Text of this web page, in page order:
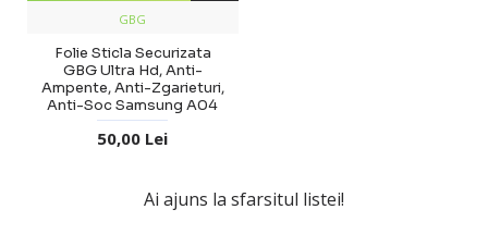
GBG
Folie Sticla Securizata
GBG Ultra Hd, Anti-
Ampente, Anti-Zgarieturi,
Anti-Soc Samsung A04
50,00 Lei
Ai ajuns la sfarsitul listei!